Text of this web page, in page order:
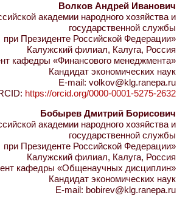
Волков Андрей Иванович
академии народного хозяйства и
государственной службы
при Президенте Российской Федерации»
Калужский филиал, Калуга, Россия
кафедры «Финансового менеджмента»
Кандидат экономических наук
E-mail: volkov@klg.ranepa.ru
https://orcid.org/0000-0001-5275-2632
Бобырев Дмитрий Борисович
академии народного хозяйства и
государственной службы
при Президенте Российской Федерации»
Калужский филиал, Калуга, Россия
кафедры «Общенаучных дисциплин»
Кандидат экономических наук
E-mail: bobirev@klg.ranepa.ru